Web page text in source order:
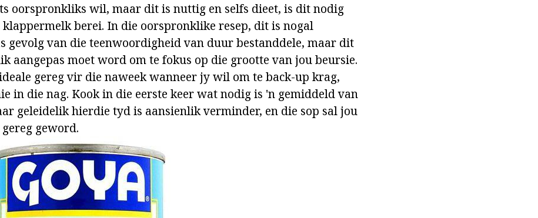
oorspronkliks wil, maar dit is nuttig en selfs dieet, is dit nodig
klappermelk berei. In die oorspronklike resep, dit is nogal
gevolg van die teenwoordigheid van duur bestanddele, maar dit
aangepas moet word om te fokus op die grootte van jou beursie.
gereg vir die naweek wanneer jy wil om te back-up krag,
in die nag. Kook in die eerste keer wat nodig is 'n gemiddeld van
geleidelik hierdie tyd is aansienlik verminder, en die sop sal jou
geword.